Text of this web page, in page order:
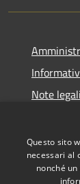
Note legali
Questo sito
necessari al
nonché